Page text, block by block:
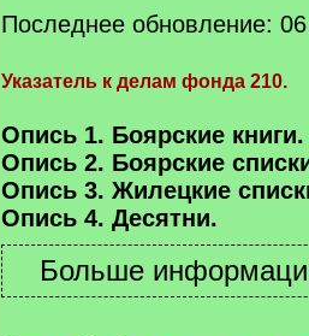
Последнее обновление:
Указатель к делам фонда 210.
Опись 1. Боярские книги.
Опись 2. Боярские
Опись 3. Жилецкие
Опись 4. Десятни.